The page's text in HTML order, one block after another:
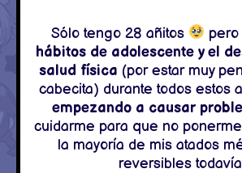
Sólo tengo 28 añitos pero
hábitos de adolescente y el
salud física (por estar muy
cabecita) durante todos estos
empezando a causar
cuidarme para que no
la mayoría de mis atados
reversibles